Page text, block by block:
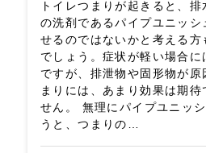
トイレつまりが起きると、排
の洗剤であるパイプユニッシ
せるのではないかと考える方
でしょう。症状が軽い場合に
ですが、排泄物や固形物が原
まりには、あまり効果は期待
せん。 無理にパイプユニッ
うと、つまりの…